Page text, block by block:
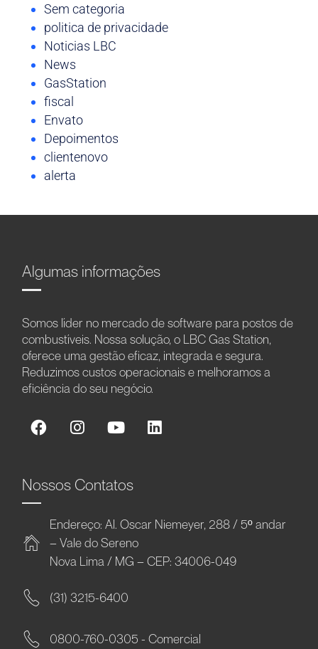
Sem categoria
politica de privacidade
Noticias LBC
News
GasStation
fiscal
Envato
Depoimentos
clientenovo
alerta
Algumas informações
Somos líder no mercado de software para postos de
combustíveis. Nossa solução, o LBC Gas Station,
oferece uma gestão eficaz, integrada e segura.
Reduzimos custos operacionais e melhoramos a
eficiência do seu negócio.
Nossos Contatos
Endereço: Al. Oscar Niemeyer, 288 / 5º andar
– Vale do Sereno
Nova Lima / MG – CEP: 34006-049
(31) 3215-6400
0800-760-0305 - Comercial